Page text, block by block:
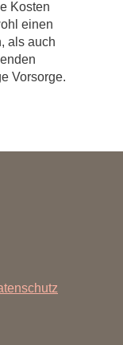
Kosten
einen
als auch
Vorsorge.